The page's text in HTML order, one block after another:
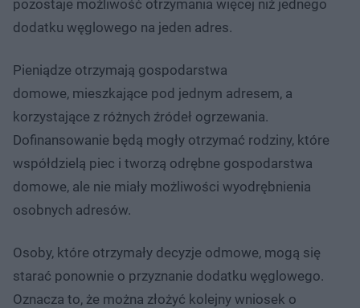
pozostaje możliwość otrzymania więcej niż jednego
dodatku węglowego na jeden adres.
Pieniądze otrzymają gospodarstwa
domowe, mieszkające pod jednym adresem, a
korzystające z różnych źródeł ogrzewania.
Dofinansowanie będą mogły otrzymać rodziny, które
współdzielą piec i tworzą odrębne gospodarstwa
domowe, ale nie miały możliwości wyodrębnienia
osobnych adresów.
Osoby, które otrzymały decyzje odmowe, mogą się
starać ponownie o przyznanie dodatku węglowego.
Oznacza to, że można złożyć kolejny wniosek o